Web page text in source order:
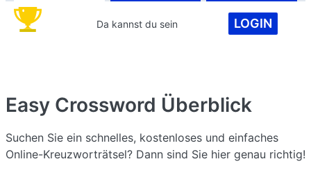
Da kannst du sein LOGIN
Easy Crossword Überblick
Suchen Sie ein schnelles, kostenloses und einfaches
Online-Kreuzworträtsel? Dann sind Sie hier genau richtig!